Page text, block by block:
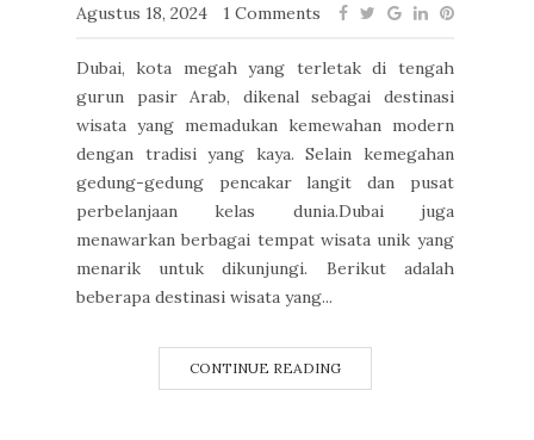
Agustus 18, 2024 1 Comments
Dubai, kota megah yang terletak di tengah
gurun pasir Arab, dikenal sebagai destinasi
wisata yang memadukan kemewahan modern
dengan tradisi yang kaya. Selain kemegahan
gedung-gedung pencakar langit dan pusat
perbelanjaan kelas dunia.Dubai juga
menawarkan berbagai tempat wisata unik yang
menarik untuk dikunjungi. Berikut adalah
beberapa destinasi wisata yang...
CONTINUE READING